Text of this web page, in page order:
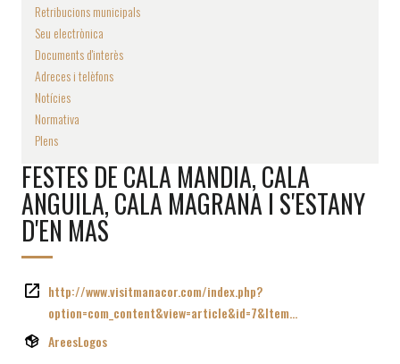
Retribucions municipals
Seu electrònica
Documents d'interès
Adreces i telèfons
Notícies
Normativa
Plens
FESTES DE CALA MANDIA, CALA
ANGUILA, CALA MAGRANA I S'ESTANY
D'EN MAS
http://www.visitmanacor.com/index.php?
option=com_content&view=article&id=7&Item…
AreesLogos